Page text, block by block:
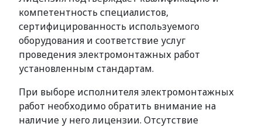
компетентность специалистов,
сертифицированность используемого
оборудования и соответствие услуг
проведения электромонтажных работ
установленным стандартам.
При выборе исполнителя электромонтажных
работ необходимо обратить внимание на
наличие у него лицензии. Отсутствие